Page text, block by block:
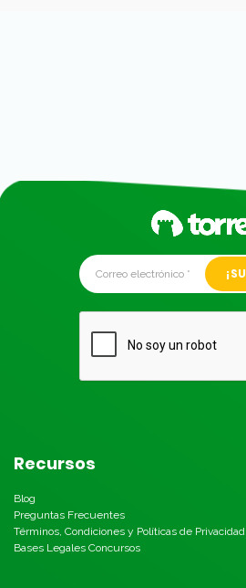
Alternative:
Recursos
Blog
Preguntas Frecuentes
Términos, Condiciones y Políticas de Privacidad
Bases Legales Concursos